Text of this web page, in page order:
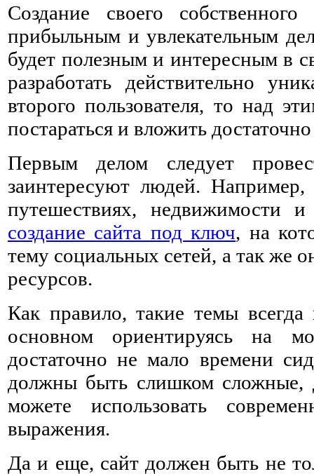
Создание своего
прибыльным и увлекательным
будет полезным и интересным в
разработать действительно
второго пользователя, то над
постараться и вложить
Первым делом следует
заинтересуют людей.
путешествиях, недвижимости
создание сайта под ключ, на
тему социальных сетей, а так же
ресурсов.
Как правило, такие темы
основном ориентируясь на
достаточно не мало времени
должны быть слишком
можете использовать
выражения.
Да и еще, сайт должен быть не